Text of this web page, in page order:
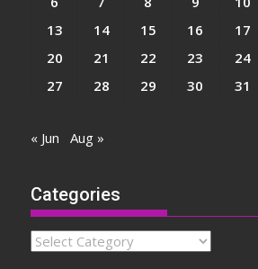
13
14 15 16 17
20
21 22 23 24
27
28 29 30 31
« Jun Aug »
Categories
Categories